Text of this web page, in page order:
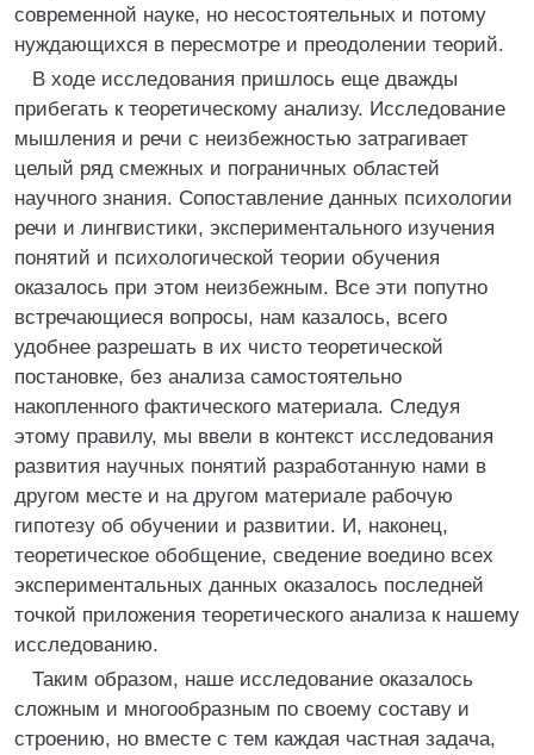
современной науке, но несостоятельных и потому
нуждающихся в пересмотре и преодолении теорий.
В ходе исследования пришлось еще дважды
прибегать к теоретическому анализу. Исследование
мышления и речи с неизбежностью затрагивает
целый ряд смежных и пограничных областей
научного знания. Сопоставление данных психологии
речи и лингвистики, экспериментального изучения
понятий и психологической теории обучения
оказалось при этом неизбежным. Все эти попутно
встречающиеся вопросы, нам казалось, всего
удобнее разрешать в их чисто теоретической
постановке, без анализа самостоятельно
накопленного фактического материала. Следуя
этому правилу, мы ввели в контекст исследования
развития научных понятий разработанную нами в
другом месте и на другом материале рабочую
гипотезу об обучении и развитии. И, наконец,
теоретическое обобщение, сведение воедино всех
экспериментальных данных оказалось последней
точкой приложения теоретического анализа к нашему
исследованию.
Таким образом, наше исследование оказалось
сложным и многообразным по своему составу и
строению, но вместе с тем каждая частная задача,